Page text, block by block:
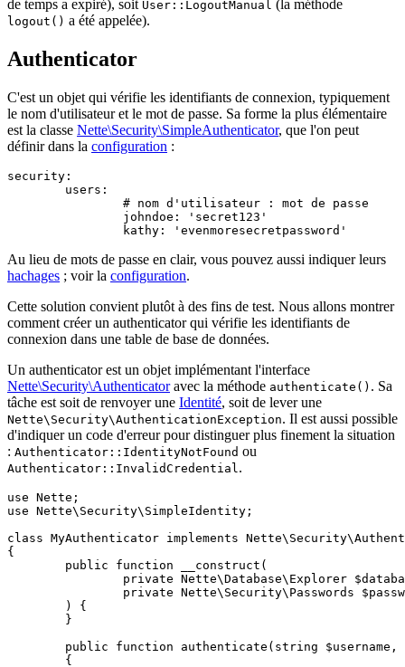
de temps a expiré), soit User::LogoutManual (la méthode
logout() a été appelée).
Authenticator
C'est un objet qui vérifie les identifiants de connexion, typiquement
le nom d'utilisateur et le mot de passe. Sa forme la plus élémentaire
est la classe Nette\Security\SimpleAuthenticator, que l'on peut
définir dans la configuration :
security:
Au lieu de mots de passe en clair, vous pouvez aussi indiquer leurs
hachages ; voir la configuration.
Cette solution convient plutôt à des fins de test. Nous allons montrer
comment créer un authenticator qui vérifie les identifiants de
connexion dans une table de base de données.
Un authenticator est un objet implémentant l'interface
Nette\Security\Authenticatoravec la méthode authenticate() . Sa
tâche est soit de renvoyer une Identité, soit de lever une
Nette\Security\AuthenticationException. Il est aussi possible
d'indiquer un code d'erreur pour distinguer plus finement la situation
: Authenticator::IdentityNotFound ou
Authenticator::InvalidCredential.
use Nette;
use Nette\Security\SimpleIdentity;
class MyAuthenticator implements
{